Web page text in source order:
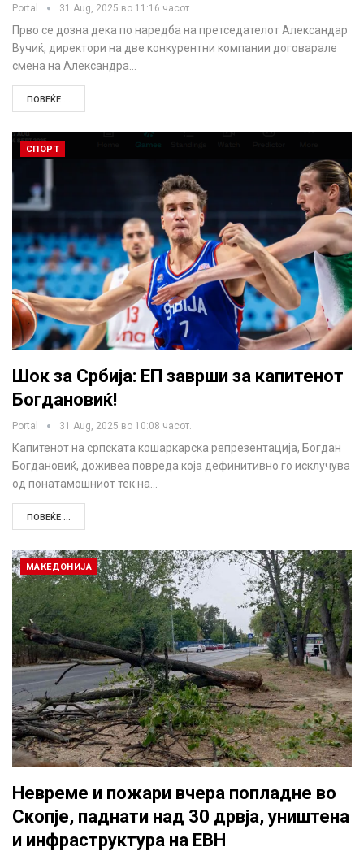
Portal 31 Aug, 2025 во 11:16 часот.
Прво се дозна дека по наредба на претседателот Александар
Вучиќ, директори на две конкурентни компании договарале
смена на Александра…
ПОВЕЌЕ ...
СПОРТ
Шок за Србија: ЕП заврши за капитенот
Богдановиќ!
Portal 31 Aug, 2025 во 10:08 часот.
Капитенот на српската кошаркарска репрезентација, Богдан
Богдановиќ, доживеа повреда која дефинитивно го исклучува
од понатамошниот тек на…
ПОВЕЌЕ ...
МАКЕДОНИЈА
Невреме и пожари вчера попладне во
Скопје, паднати над 30 дрвја, уништена
и инфраструктура на ЕВН